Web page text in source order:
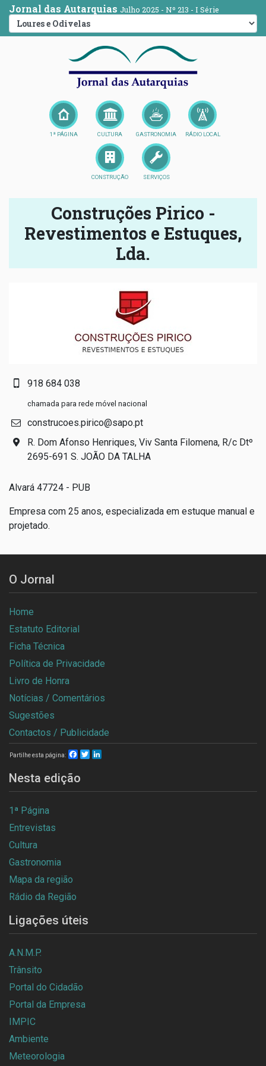
Jornal das Autarquias Julho 2025 - Nº 213 - I Série
1ª PÁGINA CULTURA GASTRONOMIA RÁDIO LOCAL
CONSTRUÇÃO SERVIÇOS
Construções Pirico -
Revestimentos e Estuques,
Lda.
918 684 038
chamada para rede móvel nacional
construcoes.pirico@sapo.pt
R. Dom Afonso Henriques, Viv Santa Filomena, R/c Dtº
2695-691 S. JOÃO DA TALHA
Alvará 47724 - PUB
Empresa com 25 anos, especializada em estuque manual e
projetado.
O Jornal
Home
Estatuto Editorial
Ficha Técnica
Política de Privacidade
Livro de Honra
Notícias / Comentários
Sugestões
Contactos / Publicidade
Partilhe esta página: Facebook
Twitter
Nesta edição
1ª Página
Entrevistas
Cultura
Gastronomia
Mapa da região
Rádio da Região
Ligações úteis
A.N.M.P.
Trânsito
Portal do Cidadão
Portal da Empresa
IMPIC
Ambiente
Meteorologia